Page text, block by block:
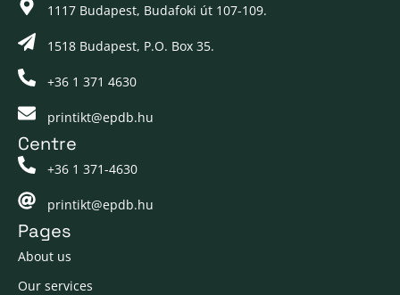
1117 Budapest, Budafoki út 107-109.
1518 Budapest, P.O. Box 35.
+36 1 371 4630
printikt@epdb.hu
Centre
+36 1 371-4630
printikt@epdb.hu
Pages
About us
Our services